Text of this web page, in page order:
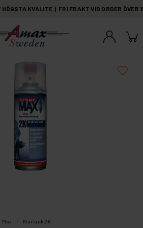
HÖGSTA KVALITE | FRI FRAKT VID ORDER
Max Klarlack 2K